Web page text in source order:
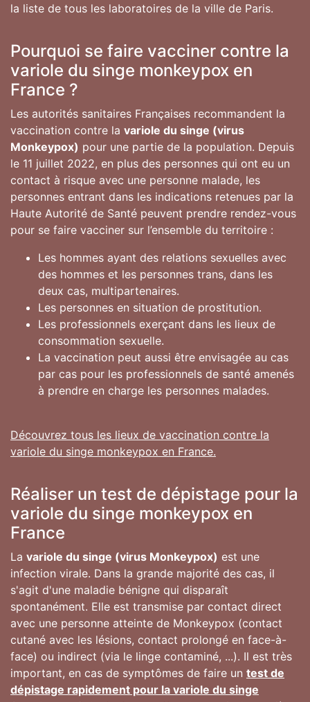
la liste de tous les laboratoires de la ville de Paris.
Pourquoi se faire vacciner contre la
variole du singe monkeypox en
France ?
Les autorités sanitaires Françaises recommandent la
vaccination contre la variole du singe (virus
Monkeypox) pour une partie de la population. Depuis
le 11 juillet 2022, en plus des personnes qui ont eu un
contact à risque avec une personne malade, les
personnes entrant dans les indications retenues par la
Haute Autorité de Santé peuvent prendre rendez-vous
pour se faire vacciner sur l’ensemble du territoire :
Les hommes ayant des relations sexuelles avec
des hommes et les personnes trans, dans les
deux cas, multipartenaires.
Les personnes en situation de prostitution.
Les professionnels exerçant dans les lieux de
consommation sexuelle.
La vaccination peut aussi être envisagée au cas
par cas pour les professionnels de santé amenés
à prendre en charge les personnes malades.
Découvrez tous les lieux de vaccination contre la
variole du singe monkeypox en France.
Réaliser un test de dépistage pour la
variole du singe monkeypox en
France
La variole du singe (virus Monkeypox) est une
infection virale. Dans la grande majorité des cas, il
s'agit d'une maladie bénigne qui disparaît
spontanément. Elle est transmise par contact direct
avec une personne atteinte de Monkeypox (contact
cutané avec les lésions, contact prolongé en face-à-
face) ou indirect (via le linge contaminé, ...). Il est très
important, en cas de symptômes de faire un test de
dépistage rapidement pour la variole du singe